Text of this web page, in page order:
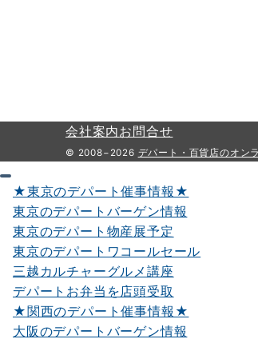
会社案内お問合せ
© 2008−2026 デパート・百貨店のオン
★東京のデパート催事情報★
東京のデパートバーゲン情報
東京のデパート物産展予定
東京のデパートワコールセール
三越カルチャーグルメ講座
デパートお弁当を店頭受取
★関西のデパート催事情報★
大阪のデパートバーゲン情報